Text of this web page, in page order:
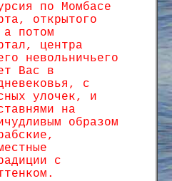
по Момбасе
открытого
потом
центра
невольничьего
Вас в
с
улочек, и
на
образом
с